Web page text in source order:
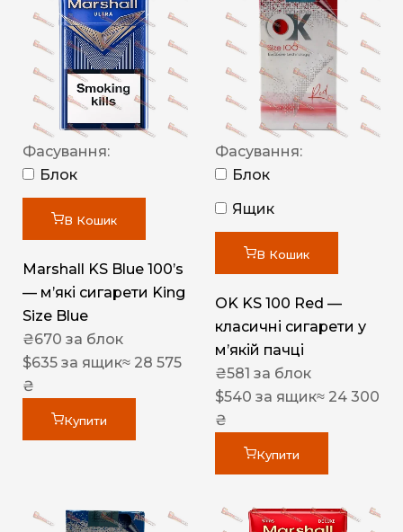
Фасування:
Блок
В Кошик
Marshall KS Blue 100’s
— м’які сигарети King
Size Blue
₴670 за блок
$635 за ящик≈ 28 575
₴
Купити
Фасування:
Блок
Ящик
В Кошик
OK KS 100 Red —
класичні сигарети у
м’якій пачці
₴581 за блок
$540 за ящик≈ 24 300
₴
Купити